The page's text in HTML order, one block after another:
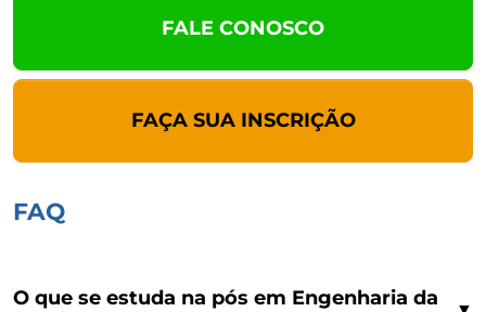
FALE CONOSCO
FAÇA SUA INSCRIÇÃO
FAQ
O que se estuda na pós em Engenharia da